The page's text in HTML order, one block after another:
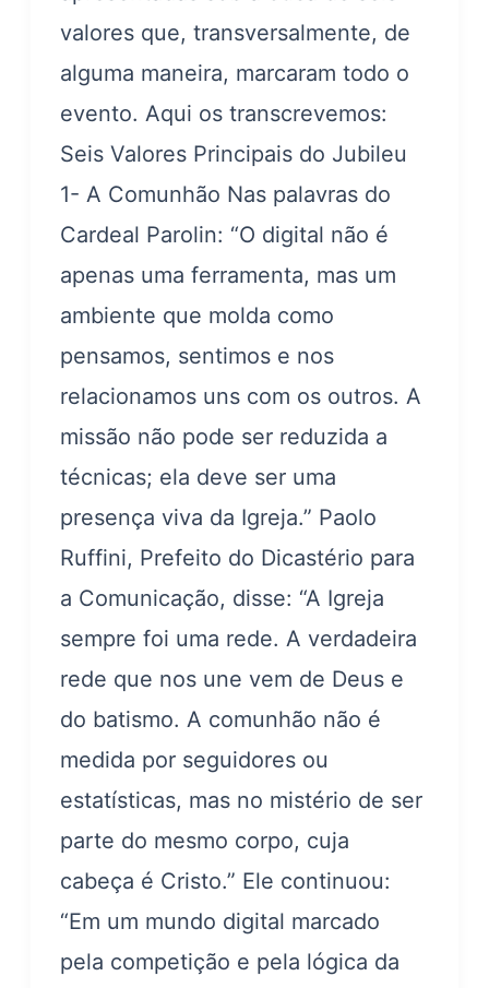
valores que, transversalmente, de
alguma maneira, marcaram todo o
evento. Aqui os transcrevemos:
Seis Valores Principais do Jubileu
1- A Comunhão Nas palavras do
Cardeal Parolin: “O digital não é
apenas uma ferramenta, mas um
ambiente que molda como
pensamos, sentimos e nos
relacionamos uns com os outros. A
missão não pode ser reduzida a
técnicas; ela deve ser uma
presença viva da Igreja.” Paolo
Ruffini, Prefeito do Dicastério para
a Comunicação, disse: “A Igreja
sempre foi uma rede. A verdadeira
rede que nos une vem de Deus e
do batismo. A comunhão não é
medida por seguidores ou
estatísticas, mas no mistério de ser
parte do mesmo corpo, cuja
cabeça é Cristo.” Ele continuou:
“Em um mundo digital marcado
pela competição e pela lógica da